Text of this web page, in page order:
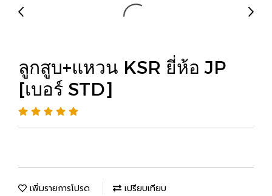
ลูกสูบ+แหวน KSR ยี่ห้อ JP
[เบอร์ STD]
เพิ่มรายการโปรด เปรียบเทียบ